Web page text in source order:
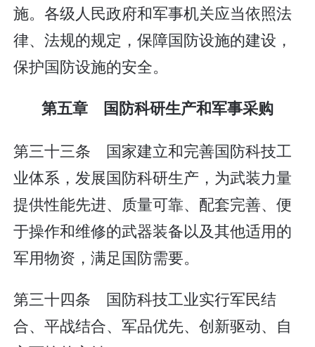
施。各级人民政府和军事机关应当依照法
律、法规的规定，保障国防设施的建设，
保护国防设施的安全。
第五章 国防科研生产和军事采购
第三十三条 国家建立和完善国防科技工
业体系，发展国防科研生产，为武装力量
提供性能先进、质量可靠、配套完善、便
于操作和维修的武器装备以及其他适用的
军用物资，满足国防需要。
第三十四条 国防科技工业实行军民结
合、平战结合、军品优先、创新驱动、自